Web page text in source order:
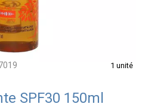
1 unité
SPF30 150ml